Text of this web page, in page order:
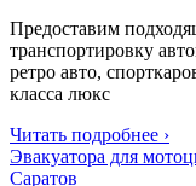
Предоставим
транспортировку
ретро авто,
класса люкс
Читать подробнее ›
Эвакуатора для
Саратов